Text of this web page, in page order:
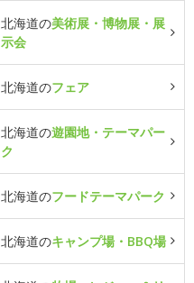
北海道の美術展・博物展・展
示会
北海道のフェア
北海道の遊園地・テーマパー
ク
北海道のフードテーマパーク
北海道のキャンプ場・BBQ場